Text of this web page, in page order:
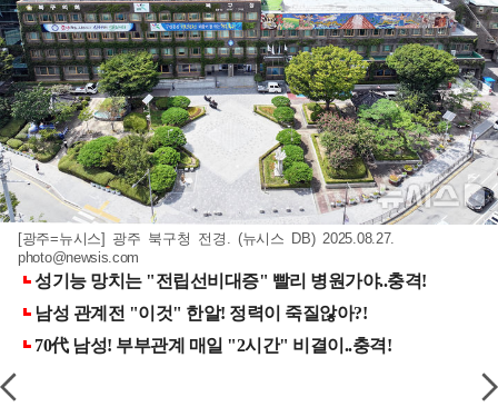
[광주=뉴시스] 광주 북구청 전경. (뉴시스 DB) 2025.08.27.
photo@newsis.com